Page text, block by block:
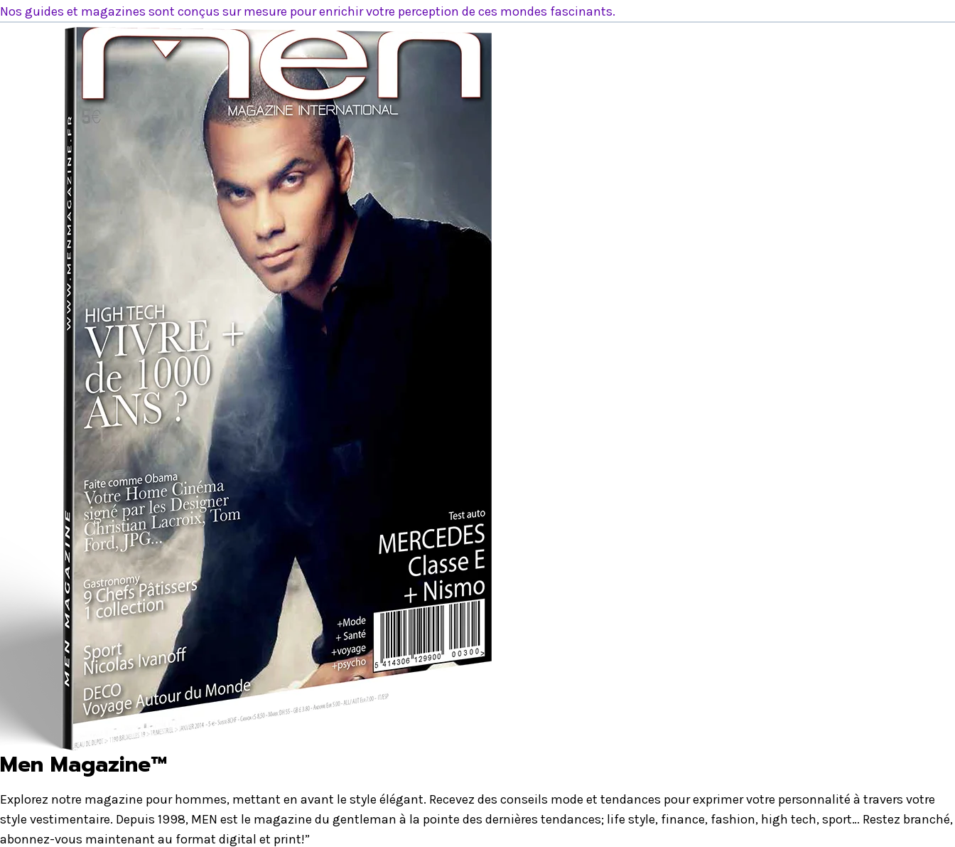
Nos guides et magazines sont conçus sur mesure pour enrichir votre perception de ces mondes fascinants.
Men Magazine™
Explorez notre magazine pour hommes, mettant en avant le style élégant. Recevez des conseils mode et tendances pour exprimer votre personnalité à travers votre
style vestimentaire. Depuis 1998, MEN est le magazine du gentleman à la pointe des dernières tendances; life style, finance, fashion, high tech, sport… Restez branché,
abonnez-vous maintenant au format digital et print!”